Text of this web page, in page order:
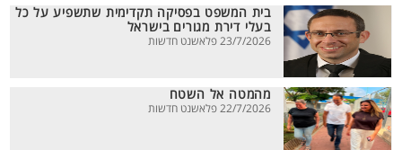
בית המשפט בפסיקה תקדימית שתשפיע על כל
בעלי דירת מגורים בישראל
23/7/2026 פלאשנט חדשות
מהמטה אל השטח
22/7/2026 פלאשנט חדשות